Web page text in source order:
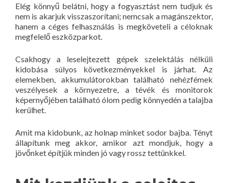
Elég könnyű belátni, hogy a fogyasztást nem tudjuk és
nem is akarjuk visszaszorítani; nemcsak a magánszektor,
hanem a céges felhasználás is megköveteli a céloknak
megfelelő eszközparkot.
Csakhogy a leselejtezett gépek szelektálás nélküli
kidobása súlyos következményekkel is járhat. Az
elemekben, akkumulátorokban található nehézfémek
veszélyesek a környezetre, a tévék és monitorok
képernyőjében található ólom pedig könnyedén a talajba
kerülhet.
Amit ma kidobunk, az holnap minket sodor bajba. Tényt
állapítunk meg akkor, amikor azt mondjuk, hogy a
jövőnket építjük minden jó vagy rossz tettünkkel.